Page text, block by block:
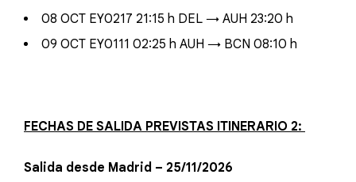
08 OCT EY0217 21:15 h DEL → AUH 23:20 h
09 OCT EY0111 02:25 h AUH → BCN 08:10 h
FECHAS DE SALIDA PREVISTAS ITINERARIO 2:
Salida desde Madrid – 25/11/2026